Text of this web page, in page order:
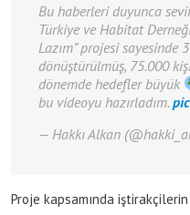
Bu haberleri duyunca
Türkiye ve Habitat
Lazım” projesi sayesinde
dönüştürülmüş, 75.000
dönemde hedefler büyük
bu videoyu hazırladım.
— Hakkı Alkan
Proje kapsamında